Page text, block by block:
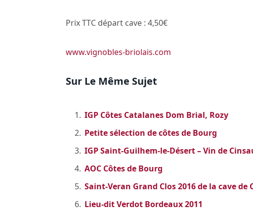
Prix TTC départ cave : 4,50€
www.vignobles-briolais.com
Sur Le Même Sujet
IGP Côtes Catalanes Dom Brial, Rozy
Petite sélection de côtes de Bourg
IGP Saint-Guilhem-le-Désert – Vin de
AOC Côtes de Bourg
Saint-Veran Grand Clos 2016 de la cave de
Lieu-dit Verdot Bordeaux 2011